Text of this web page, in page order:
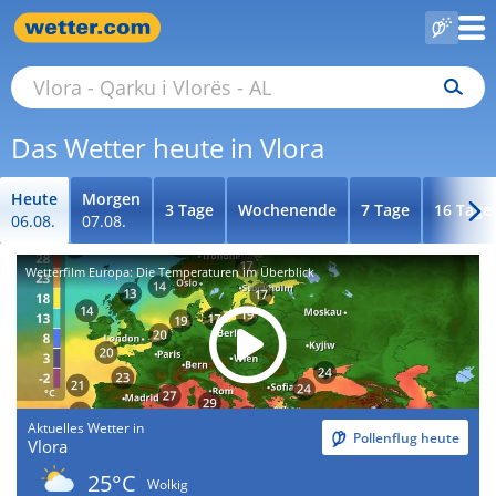
Das Wetter heute in Vlora
Heute
06.08.
Morgen
07.08.
3 Tage Wochenende 7 Tage 16 Tage
Wetterfilm Europa: Die Temperaturen im Überblick
Aktuelles Wetter in
Vlora Pollenflug heute
25°C
Wolkig